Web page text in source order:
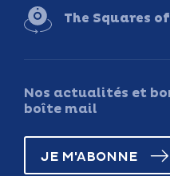
The Squares
Nos actualités et
boîte mail
JE M'ABONNE